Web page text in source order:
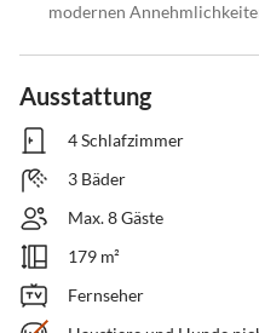
modernen
Ausstattung
4 Schlafzimmer
3 Bäder
Max. 8 Gäste
179 m²
Fernseher